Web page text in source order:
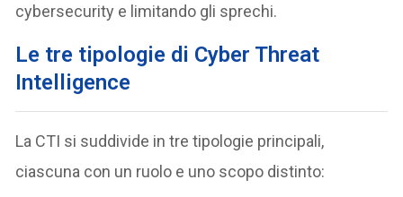
cybersecurity e limitando gli sprechi.
Le tre tipologie di Cyber Threat
Intelligence
La CTI si suddivide in tre tipologie principali,
ciascuna con un ruolo e uno scopo distinto: